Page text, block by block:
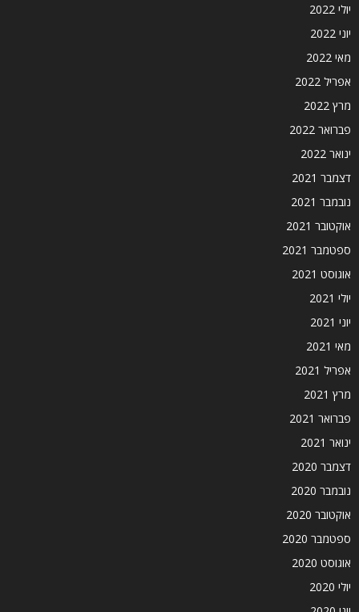
יולי 2022
יוני 2022
מאי 2022
אפריל 2022
מרץ 2022
פברואר 2022
ינואר 2022
דצמבר 2021
נובמבר 2021
אוקטובר 2021
ספטמבר 2021
אוגוסט 2021
יולי 2021
יוני 2021
מאי 2021
אפריל 2021
מרץ 2021
פברואר 2021
ינואר 2021
דצמבר 2020
נובמבר 2020
אוקטובר 2020
ספטמבר 2020
אוגוסט 2020
יולי 2020